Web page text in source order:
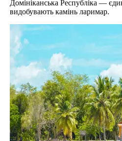
Домініканська Республіка —
видобувають камінь ларимар.